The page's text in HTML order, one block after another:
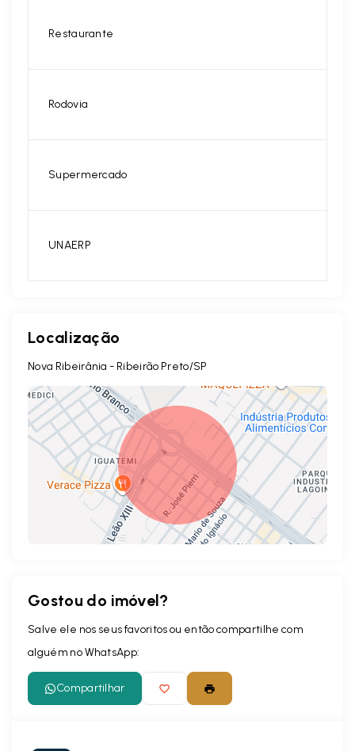
Restaurante
Rodovia
Supermercado
UNAERP
Localização
Nova Ribeirânia - Ribeirão Preto/SP
Gostou do imóvel?
Salve ele nos seus favoritos ou então compartilhe com
alguém no WhatsApp:
Compartilhar